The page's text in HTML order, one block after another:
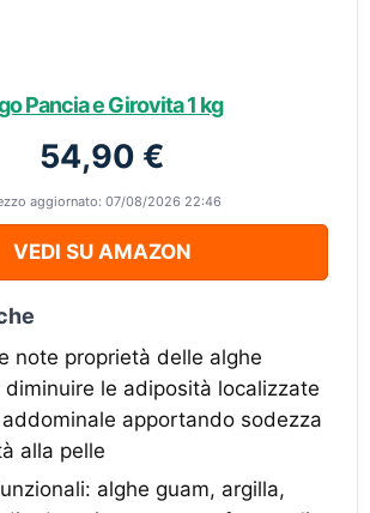
Pancia e Girovita 1 kg
54,90 €
aggiornato: 07/08/2026 22:46
VEDI SU AMAZON
note proprietà delle alghe
diminuire le adiposità localizzate
apportando sodezza
alla pelle
alghe guam, argilla,